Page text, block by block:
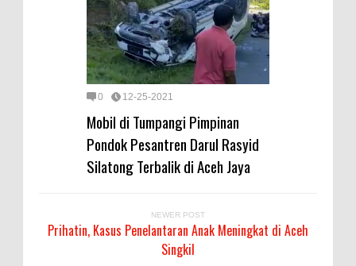
0 12-25-2021
Mobil di Tumpangi Pimpinan
Pondok Pesantren Darul Rasyid
Silatong Terbalik di Aceh Jaya
NEWER POST
Prihatin, Kasus Penelantaran Anak Meningkat di Aceh
Singkil